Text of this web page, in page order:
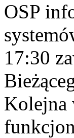
OSP
17:30
Kolejna